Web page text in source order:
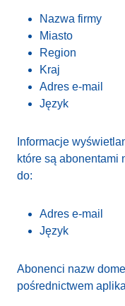
Nazwa firmy
Miasto
Region
Kraj
Adres e-mail
Język
Informacje
które są abonentami
do:
Adres e-mail
Język
Abonenci nazw
pośrednictwem